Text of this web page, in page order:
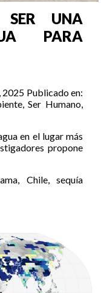
SER UNA
PARA
2025 Publicado en:
,Ser Humano,
en el lugar más
propone
, Chile, sequía